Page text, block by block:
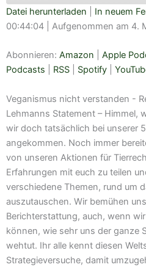
Amazon
RSS
RSS FEED
TEILEN
LINK
Datei herunterladen In neuem
00:44:04
Aufgenommen am 4.
Abonnieren: Amazon Apple
Podcasts
RSS Spotify
Veganismus nicht verstanden -
Lehmanns Statement – Himmel,
wir doch tatsächlich bei unserer
angekommen. Noch immer
von unseren Aktionen für
Erfahrungen mit euch zu teilen
verschiedene Themen, rund um
auszutauschen. Wir bemühen
Berichterstattung, auch, wenn
können, wie sehr uns der ganze
wehtut. Ihr alle kennt diesen
Strategieversuche, damit